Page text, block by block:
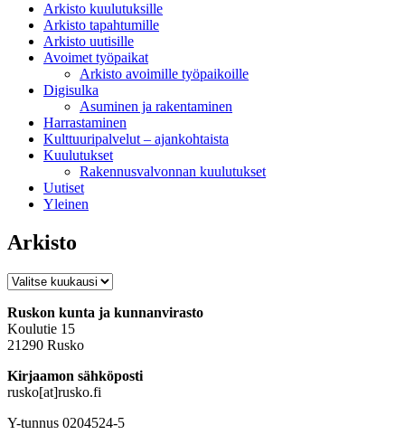
Arkisto kuulutuksille
Arkisto tapahtumille
Arkisto uutisille
Avoimet työpaikat
Arkisto avoimille työpaikoille
Digisulka
Asuminen ja rakentaminen
Harrastaminen
Kulttuuripalvelut – ajankohtaista
Kuulutukset
Rakennusvalvonnan kuulutukset
Uutiset
Yleinen
Arkisto
Arkisto
Ruskon kunta ja kunnanvirasto
Koulutie 15
21290 Rusko
Kirjaamon sähköposti
rusko[at]rusko.fi
Y-tunnus 0204524-5